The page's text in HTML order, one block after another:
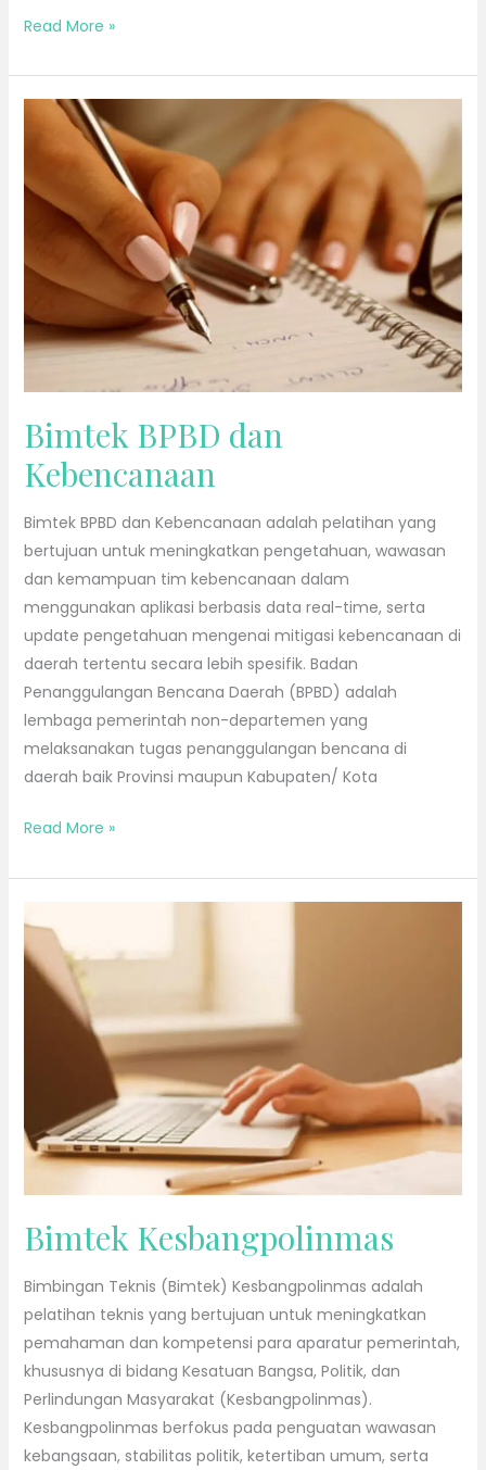
Read More »
Bimtek BPBD dan
Kebencanaan
Bimtek BPBD dan Kebencanaan adalah pelatihan yang
bertujuan untuk meningkatkan pengetahuan, wawasan
dan kemampuan tim kebencanaan dalam
menggunakan aplikasi berbasis data real-time, serta
update pengetahuan mengenai mitigasi kebencanaan di
daerah tertentu secara lebih spesifik. Badan
Penanggulangan Bencana Daerah (BPBD) adalah
lembaga pemerintah non-departemen yang
melaksanakan tugas penanggulangan bencana di
daerah baik Provinsi maupun Kabupaten/ Kota
Bimtek
Kebencanaan
Read More »
Bimtek Kesbangpolinmas
Bimbingan Teknis (Bimtek) Kesbangpolinmas adalah
pelatihan teknis yang bertujuan untuk meningkatkan
pemahaman dan kompetensi para aparatur pemerintah,
khususnya di bidang Kesatuan Bangsa, Politik, dan
Perlindungan Masyarakat (Kesbangpolinmas).
Kesbangpolinmas berfokus pada penguatan wawasan
kebangsaan, stabilitas politik, ketertiban umum, serta
Kesbangpolinmas